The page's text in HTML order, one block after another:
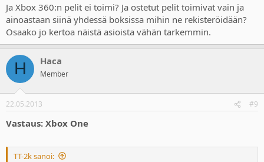
Ja Xbox 360:n pelit ei toimi? Ja ostetut pelit toimivat vain ja
ainoastaan siinä yhdessä boksissa mihin ne rekisteröidään?
Osaako jo kertoa näistä asioista vähän tarkemmin.
H Haca
Member
22.05.2013 #9
Vastaus: Xbox One
TT-2k sanoi: